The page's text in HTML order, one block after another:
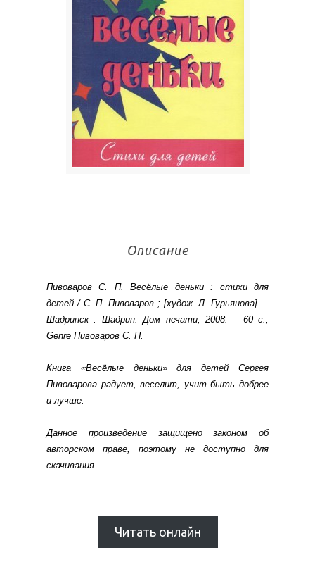
Описание
Пивоваров С. П. Весёлые деньки : стихи для
детей / С. П. Пивоваров ; [худож. Л. Гурьянова]. –
Шадринск : Шадрин. Дом печати, 2008. – 60 с.,
Genre Пивоваров С. П.
Книга «Весёлые деньки» для детей Сергея
Пивоварова радует, веселит, учит быть добрее
и лучше.
Данное произведение защищено законом об
авторском праве, поэтому не доступно для
скачивания.
Читать онлайн